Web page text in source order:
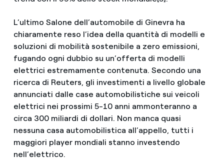
L’ultimo Salone dell’automobile di Ginevra ha
chiaramente reso l’idea della quantità di modelli e
soluzioni di mobilità sostenibile a zero emissioni,
fugando ogni dubbio su un’offerta di modelli
elettrici estremamente contenuta. Secondo una
ricerca di Reuters, gli investimenti a livello globale
annunciati dalle case automobilistiche sui veicoli
elettrici nei prossimi 5-10 anni ammonteranno a
circa 300 miliardi di dollari. Non manca quasi
nessuna casa automobilistica all’appello, tutti i
maggiori player mondiali stanno investendo
nell’elettrico.